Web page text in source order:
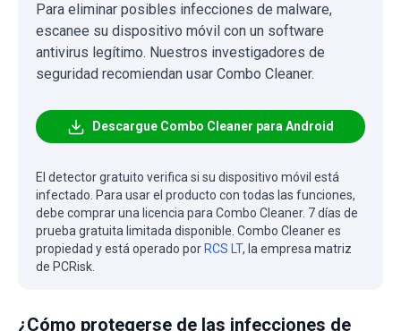
Para eliminar posibles infecciones de malware,
escanee su dispositivo móvil con un software
antivirus legítimo. Nuestros investigadores de
seguridad recomiendan usar Combo Cleaner.
Descargue Combo Cleaner para Android
El detector gratuito verifica si su dispositivo móvil está
infectado. Para usar el producto con todas las funciones,
debe comprar una licencia para Combo Cleaner. 7 días de
prueba gratuita limitada disponible. Combo Cleaner es
propiedad y está operado por RCS LT, la empresa matriz
de PCRisk.
¿Cómo protegerse de las infecciones de